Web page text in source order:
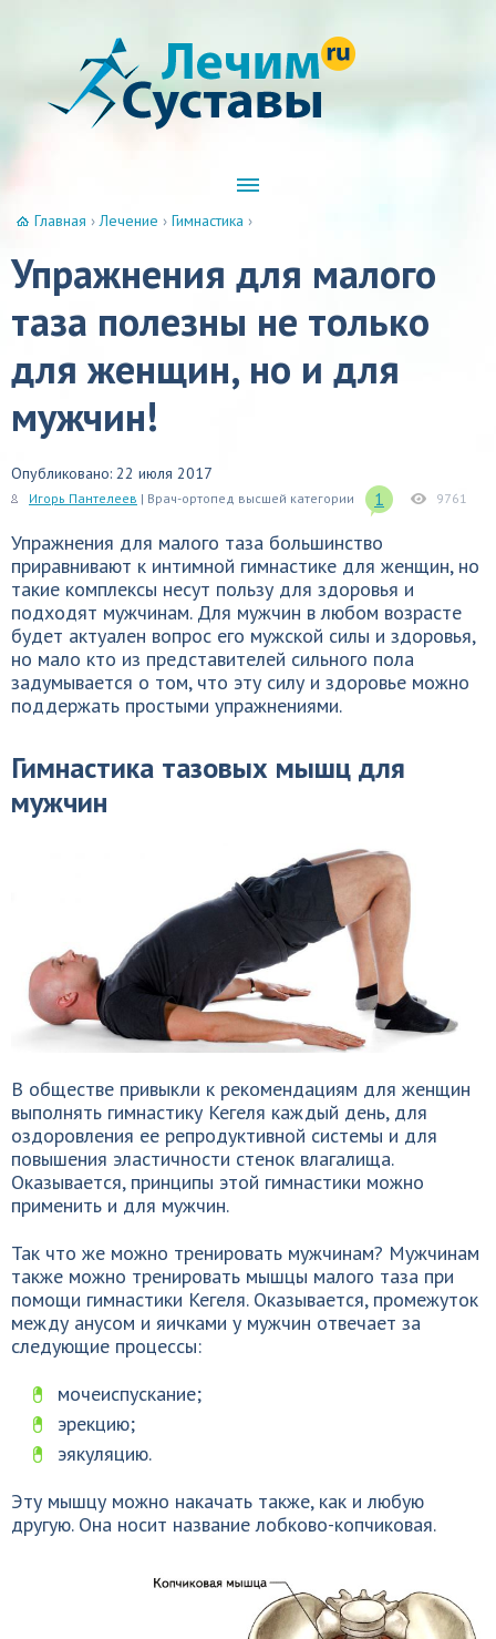
Главная ›Лечение › Гимнастика ›
Упражнения для малого
таза полезны не только
для женщин, но и для
мужчин!
Опубликовано: 22 июля 2017
Игорь Пантелеев | Врач-ортопед высшей категории 1 9761
Упражнения для малого таза большинство
приравнивают к интимной гимнастике для женщин, но
такие комплексы несут пользу для здоровья и
подходят мужчинам. Для мужчин в любом возрасте
будет актуален вопрос его мужской силы и здоровья,
но мало кто из представителей сильного пола
задумывается о том, что эту силу и здоровье можно
поддержать простыми упражнениями.
Гимнастика тазовых мышц для
мужчин
В обществе привыкли к рекомендациям для женщин
выполнять гимнастику Кегеля каждый день, для
оздоровления ее репродуктивной системы и для
повышения эластичности стенок влагалища.
Оказывается, принципы этой гимнастики можно
применить и для мужчин.
Так что же можно тренировать мужчинам? Мужчинам
также можно тренировать мышцы малого таза при
помощи гимнастики Кегеля. Оказывается, промежуток
между анусом и яичками у мужчин отвечает за
следующие процессы:
мочеиспускание;
эрекцию;
эякуляцию.
Эту мышцу можно накачать также, как и любую
другую. Она носит название лобково-копчиковая.